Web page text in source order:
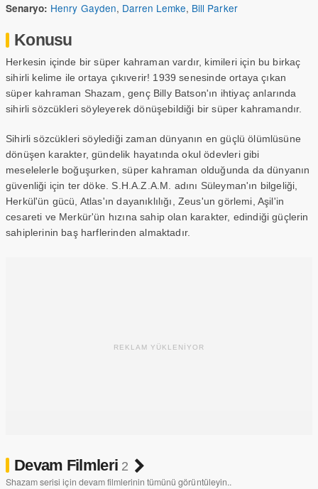
Senaryo: Henry Gayden, Darren Lemke, Bill Parker
Konusu
Herkesin içinde bir süper kahraman vardır, kimileri için bu birkaç
sihirli kelime ile ortaya çıkıverir! 1939 senesinde ortaya çıkan
süper kahraman Shazam, genç Billy Batson'ın ihtiyaç anlarında
sihirli sözcükleri söyleyerek dönüşebildiği bir süper kahramandır.
Sihirli sözcükleri söylediği zaman dünyanın en güçlü ölümlüsüne
dönüşen karakter, gündelik hayatında okul ödevleri gibi
meselelerle boğuşurken, süper kahraman olduğunda da dünyanın
güvenliği için ter döke. S.H.A.Z.A.M. adını Süleyman'ın bilgeliği,
Herkül'ün gücü, Atlas'ın dayanıklılığı, Zeus'un görlemi, Aşil'in
cesareti ve Merkür'ün hızına sahip olan karakter, edindiği güçlerin
sahiplerinin baş harflerinden almaktadır.
REKLAM YÜKLENİYOR
Devam Filmleri 2
Shazam serisi için devam filmlerinin tümünü görüntüleyin..